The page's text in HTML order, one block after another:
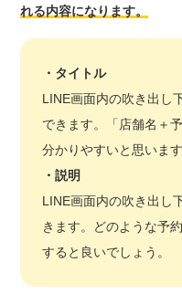
れる内容になります。
・タイトル
LINE画面内の吹き出し
できます。「店舗名＋
分かりやすいと思います
・説明
LINE画面内の吹き出し
きます。どのような予
すると良いでしょう。